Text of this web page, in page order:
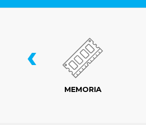
MEMORIA
‹